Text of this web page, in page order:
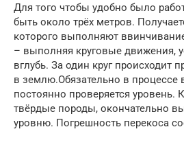
Для того чтобы удобно было
быть около трёх метров.
которого выполняют
– выполняя круговые движения,
вглубь. За один круг происходит
в землю.Обязательно в процессе
постоянно проверяется уровень.
твёрдые породы, окончательно
уровню. Погрешность перекоса